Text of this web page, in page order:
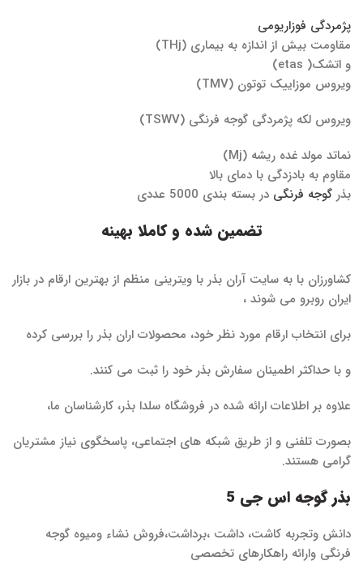
پژمردگی فوزاریومی
مقاومت بیش از اندازه به بیماری (THj)
و اتشک( etas)
ویروس موزاییک توتون (TMV)
ویروس لکه پژمردگی گوجه فرنگی (TSWV)
نماتد مولد غده ریشه (Mj)
مقاوم به بادزدگی با دمای بالا
بذر گوجه فرنگی در بسته بندی 5000 عددی
تضمین شده و کاملا بهینه
کشاورزان با به سایت آران بذر با ویترینی منظم از بهترین ارقام در بازار
ایران روبرو می شوند ،
برای انتخاب ارقام مورد نظر خود، محصولات اران بذر را بررسی کرده
و با حداکثر اطمینان سفارش بذر خود را ثبت می کنند.
علاوه بر اطلاعات ارائه شده در فروشگاه سلدا بذر، کارشناسان ما،
بصورت تلفنی و از طریق شبکه های اجتماعی، پاسخگوی نیاز مشتریان
گرامی هستند.
بذر گوجه اس جی 5
دانش وتجربه کاشت، داشت ،برداشت،فروش نشاء ومیوه گوجه
فرنگی وارائه راهکارهای تخصصی